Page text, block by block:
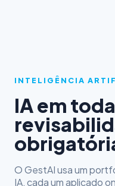
INTELIGÊNCIA
IA em
O GestAI usa um
IA, cada um aplicado